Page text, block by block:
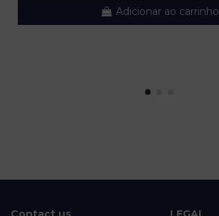
Adicionar ao carrinho